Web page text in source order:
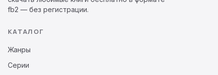
fb2 — без регистрации.
КАТАЛОГ
Жанры
Серии